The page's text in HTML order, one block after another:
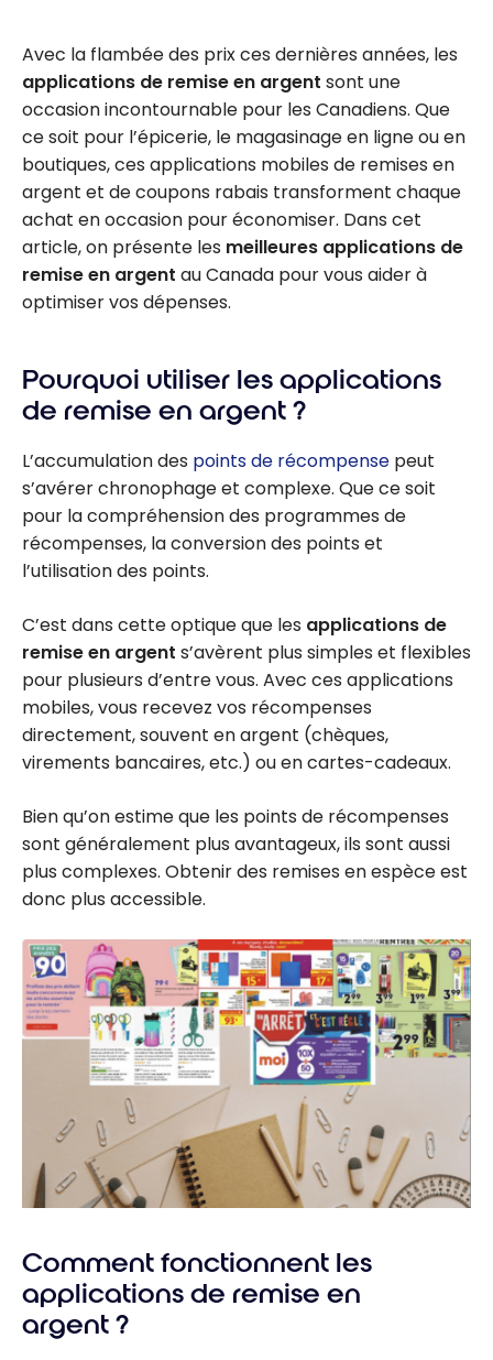
Avec la flambée des prix ces dernières années, les
applications de remise en argent sont une
occasion incontournable pour les Canadiens. Que
ce soit pour l’épicerie, le magasinage en ligne ou en
boutiques, ces applications mobiles de remises en
argent et de coupons rabais transforment chaque
achat en occasion pour économiser. Dans cet
article, on présente les meilleures applications de
remise en argent au Canada pour vous aider à
optimiser vos dépenses.
Pourquoi utiliser les applications
de remise en argent ?
L’accumulation des points de récompense peut
s’avérer chronophage et complexe. Que ce soit
pour la compréhension des programmes de
récompenses, la conversion des points et
l’utilisation des points.
C’est dans cette optique que les applications de
remise en argent s’avèrent plus simples et flexibles
pour plusieurs d’entre vous. Avec ces applications
mobiles, vous recevez vos récompenses
directement, souvent en argent (chèques,
virements bancaires, etc.) ou en cartes-cadeaux.
Bien qu’on estime que les points de récompenses
sont généralement plus avantageux, ils sont aussi
plus complexes. Obtenir des remises en espèce est
donc plus accessible.
Comment fonctionnent les
applications de remise en
argent ?